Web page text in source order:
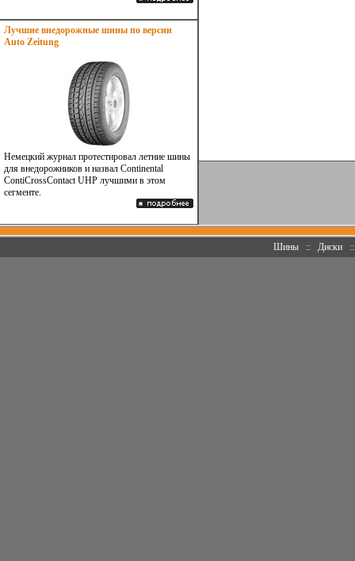
Лучшие внедорожные шины по версии
Auto Zeitung
Немецкий журнал протестировал летние шины
для внедорожников и назвал Continental
ContiCrossContact UHP лучшими в этом
сегменте.
Шины :: Диски